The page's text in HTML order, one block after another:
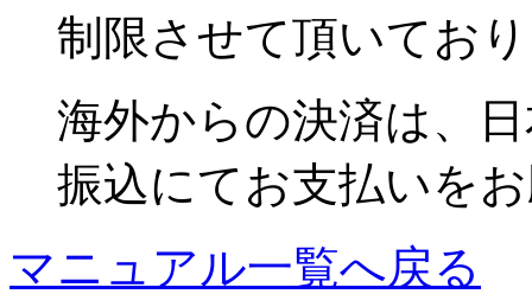
制限させて頂いてお
海外からの決済は、
振込にてお支払いを
マニュアル一覧へ戻る